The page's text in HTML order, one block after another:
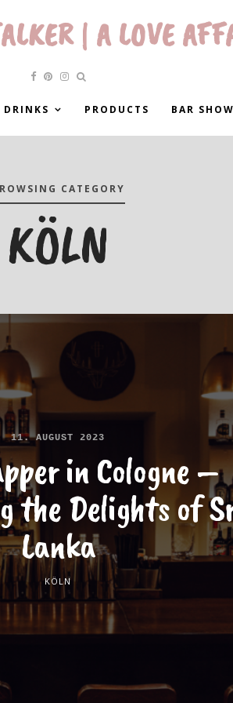
| A LOVE
DRINKS PRODUCTS BAR
CATEGORY
KÖLN
11. AUGUST 2023
in Cologne –
the Delights of
Lanka
KÖLN